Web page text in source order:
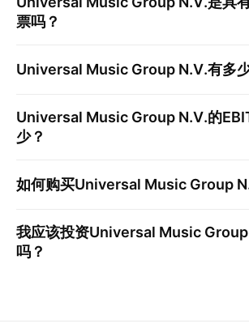
票吗？
Universal Music Group N.V.有多
Universal Music Group N.V.的
少？
如何购买Universal Music Group
我应该投资Universal Music
吗？